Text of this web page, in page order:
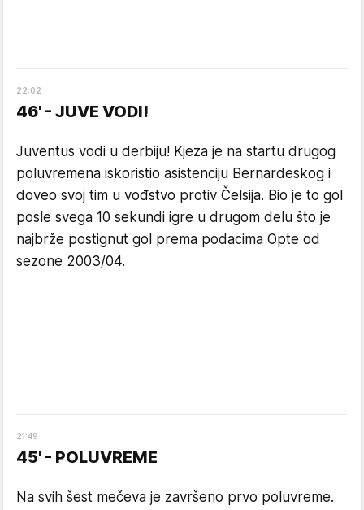
22:02
46' - JUVE VODI!
Juventus vodi u derbiju! Kjeza je na startu drugog
poluvremena iskoristio asistenciju Bernardeskog i
doveo svoj tim u vođstvo protiv Čelsija. Bio je to gol
posle svega 10 sekundi igre u drugom delu što je
najbrže postignut gol prema podacima Opte od
sezone 2003/04.
21 :49
45' - POLUVREME
Na svih šest mečeva je završeno prvo poluvreme.